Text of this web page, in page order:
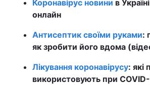
Коронавірус новини в
онлайн
Антисептик своїми руками:
як зробити його вдома
Лікування коронавірусу: які
використовують при COVID-